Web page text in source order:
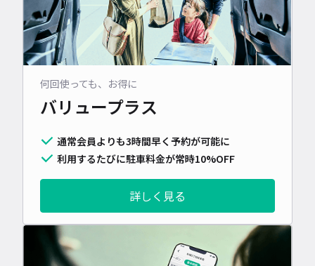
何回使っても、お得に
バリュープラス
通常会員よりも3時間早く予約が可能に
利用するたびに駐車料金が常時10%OFF
詳しく見る